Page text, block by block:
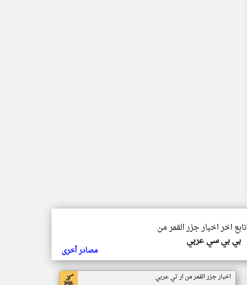
تابع اخر اخبار جزر القمر من
بي بي سي عربي
مصادر أخرى
اخبار جزر القمر من ار تي عربي